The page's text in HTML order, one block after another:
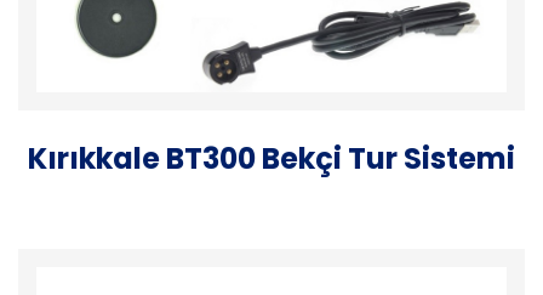
Kırıkkale BT300 Bekçi Tur Sistemi